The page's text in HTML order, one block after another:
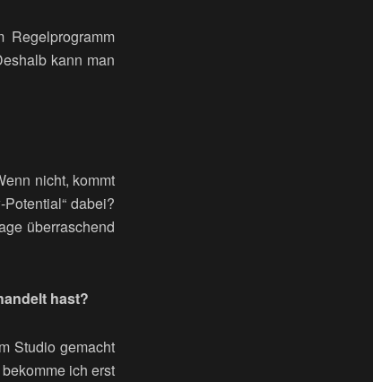
kann man
nicht, kommt
dabei?
überraschend
hast?
Studio gemacht
ich erst